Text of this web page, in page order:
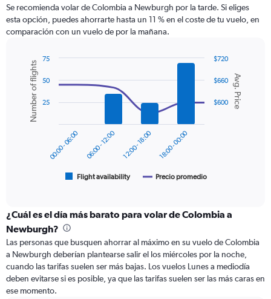
Se recomienda volar de Colombia a Newburgh por la tarde. Si eliges
esta opción, puedes ahorrarte hasta un 11 % en el coste de tu vuelo, en
comparación con un vuelo de por la mañana.
Combination
chart
with
data
series.
displaying
categories.
Range:
6
categories.
The
chart
has
Chart
graphic.
Avg. Price
Number of flights
Flight availability Precio promedio
00:00 - 06:00 06:00 - 12:00 12:00 - 18:00 18:00 - 00:00
$600
$660
$720
25
50
75
¿Cuál es el día más barato para volar de Colombia a
Newburgh?
Las personas que busquen ahorrar al máximo en su vuelo de Colombia
a Newburgh deberían plantearse salir el los miércoles por la noche,
cuando las tarifas suelen ser más bajas. Los vuelos Lunes a mediodía
deben evitarse si es posible, ya que las tarifas suelen ser las más caras en
ese momento.